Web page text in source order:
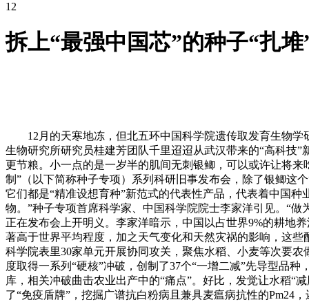
12
拆上“最强中国芯”的种子“扎堆
12月的天寒地冻，但北五环中国科学院遗传取发育生物学
生物研究所研究员桂建芳团队千里迢迢从武汉带来的“高科技
更节粮。小一点的是一岁半的肌间无刺银鲫，可以或许让将
制”（以下简称种子专项）系列科研旧事发布会，除了银鲫这
它们都是“精准设想育种”新范式的代表性产品，代表着中国
物。”种子专项首席科学家、中国科学院院士李家洋引见。“
正在发布会上开明义。李家洋暗示，中国以占世界9%的耕地
著高于世界平均程度，加之天气变化和天然灾祸的影响，这
科学院表里30家单元开展协同攻关，聚焦水稻、小麦等次要
度取得一系列“硬核”冲破，创制了37个“一增二减”先导型品
库，相关冲破曲击农业出产中的“痛点”。好比，发觉让水稻“
了“免疫盾牌”，挖掘广谱抗白粉病且兼具麦瘟病抗性的Pm24